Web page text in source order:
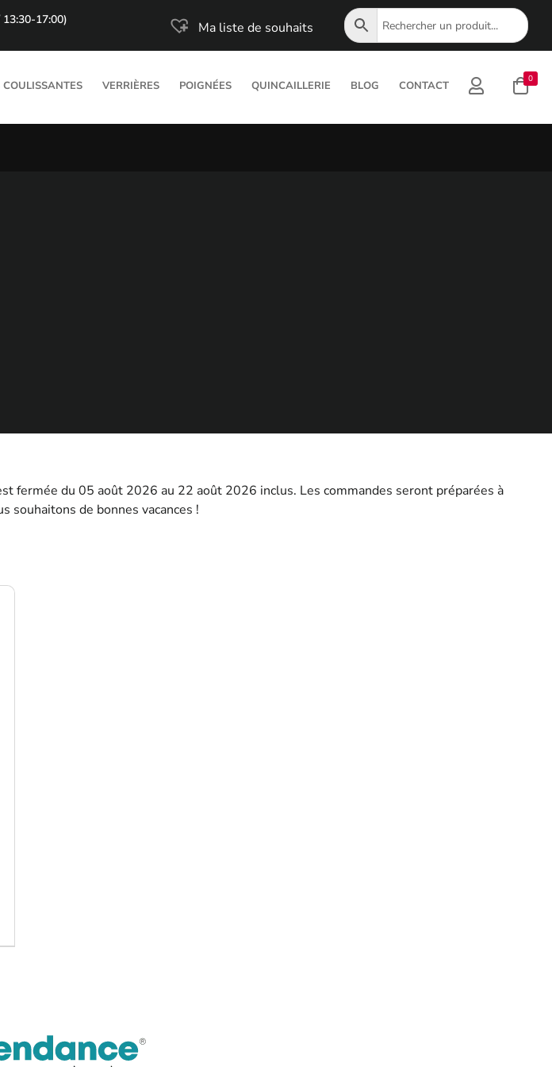
17:00) Ma liste de souhaits
COULISSANTES VERRIÈRES POIGNÉES QUINCAILLERIE BLOG CONTACT 0
fermée du 05 août 2026 au 22 août 2026 inclus. Les commandes seront préparées à
souhaitons de bonnes vacances !